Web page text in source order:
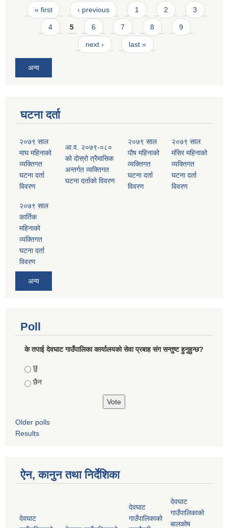
Pages
« first ‹ previous 1 2 3
4 5 6 7 8 9
next › last »
अन्य
घटना दर्ता
२०७९ साल
माघ महिनाको
व्यक्तिगत
घटना दर्ता
विवरण
आ.व. २०७९-०८०
को दोस्रो त्रैमासिक
अन्तर्गत व्यक्तिगत
घटना दर्ताको विवरण
२०७९ साल
पौष महिनाको
व्यक्तिगत
घटना दर्ता
विवरण
२०७९ साल
मंसिर महिनाको
व्यक्तिगत
घटना दर्ता
विवरण
२०७९ साल
कार्तिक
महिनाको
व्यक्तिगत
घटना दर्ता
विवरण
अन्य
Poll
के तपाई देवघाट गाउँपालिका कार्यालयको सेवा प्रबाह संग सन्तुष्ट हुनुहुन्छ?
Choices
छु
छैन
Older polls
Results
ऐन, कानुन तथा निर्देशिका
देवघाट
देवघाट
गाउँपालिकाको
देवघाट
गाउँपालिकाको
बालकोष